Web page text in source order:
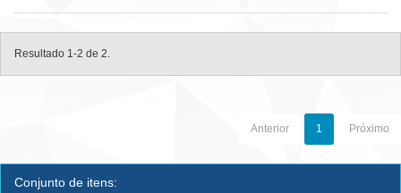
Resultado 1-2 de 2.
Anterior 1 Próximo
Conjunto de itens: